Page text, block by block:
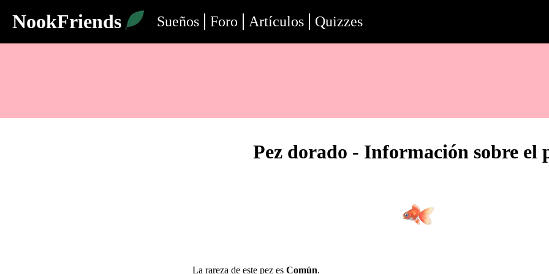
NookFriends Sueños Foro Artículos Quizzes
Pez dorado - Información sobre el
La rareza de este pez es Común.